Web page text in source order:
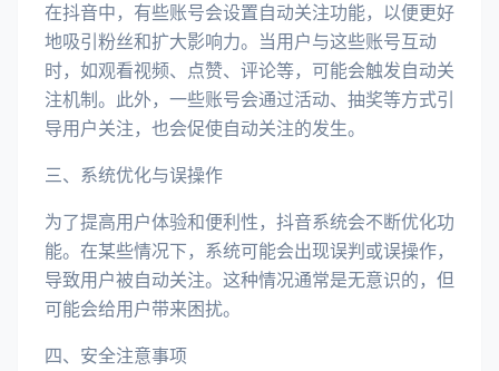
在抖音中，有些账号会设置自动关注功能，以便更好
地吸引粉丝和扩大影响力。当用户与这些账号互动
时，如观看视频、点赞、评论等，可能会触发自动关
注机制。此外，一些账号会通过活动、抽奖等方式引
导用户关注，也会促使自动关注的发生。
三、系统优化与误操作
为了提高用户体验和便利性，抖音系统会不断优化功
能。在某些情况下，系统可能会出现误判或误操作，
导致用户被自动关注。这种情况通常是无意识的，但
可能会给用户带来困扰。
四、安全注意事项